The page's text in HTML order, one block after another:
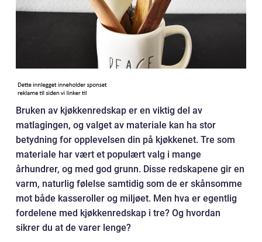
Bruken av kjøkkenredskap er en viktig del av
matlagingen, og valget av materiale kan ha stor
betydning for opplevelsen din på kjøkkenet. Tre som
materiale har vært et populært valg i mange
århundrer, og med god grunn. Disse redskapene gir en
varm, naturlig følelse samtidig som de er skånsomme
mot både kasseroller og miljøet. Men hva er egentlig
fordelene med kjøkkenredskap i tre? Og hvordan
sikrer du at de varer lenge?